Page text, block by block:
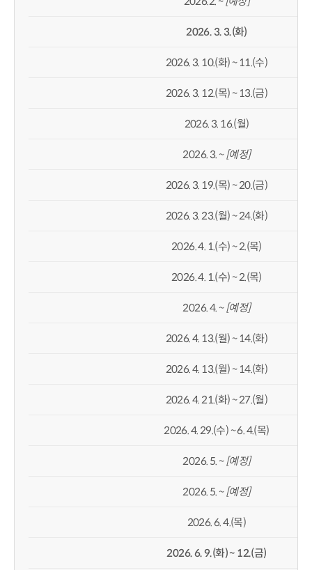
2026. 3. 3.(화)
2026. 3. 10.(화) ~ 11.(수)
2026. 3. 12.(목) ~ 13.(금)
2026. 3. 16.(월)
2026. 3. ~[예정]
2026. 3. 19.(목) ~ 20.(금)
2026. 3. 23.(월) ~ 24.(화)
2026. 4. 1.(수) ~ 2.(목)
2026. 4. 1.(수) ~ 2.(목)
2026. 4. ~[예정]
2026. 4. 13.(월) ~ 14.(화)
2026. 4. 13.(월) ~ 14.(화)
2026. 4. 21.(화) ~ 27.(월)
2026. 4. 29.(수) ~ 6. 4.(목)
2026. 5. ~[예정]
2026. 5. ~[예정]
2026. 6. 4.(목)
2026. 6. 9.(화) ~ 12.(금)